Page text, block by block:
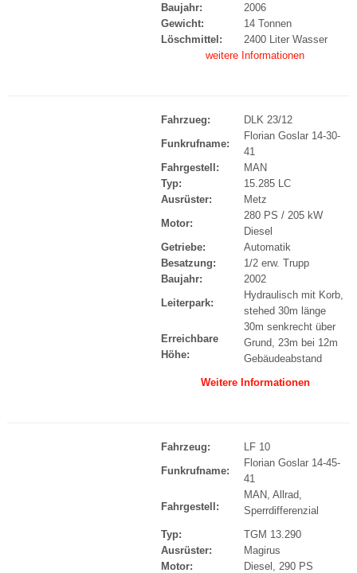
Baujahr:
2006
Gewicht:
14 Tonnen
Löschmittel:
2400 Liter Wasser
weitere Informationen
Fahrzueg:
DLK 23/12
Funkrufname:
Florian Goslar 14-30-
41
Fahrgestell:
MAN
Typ:
15.285 LC
Ausrüster:
Metz
Motor:
280 PS / 205 kW
Diesel
Getriebe:
Automatik
Besatzung:
1/2 erw. Trupp
Baujahr:
2002
Leiterpark:
Hydraulisch mit Korb,
stehed 30m länge
Erreichbare
Höhe:
30m senkrecht über
Grund, 23m bei 12m
Gebäudeabstand
Weitere Informationen
Fahrzeug:
LF 10
Funkrufname:
Florian Goslar 14-45-
41
Fahrgestell:
MAN, Allrad,
Sperrdifferenzial
Typ:
TGM 13.290
Ausrüster:
Magirus
Motor:
Diesel, 290 PS